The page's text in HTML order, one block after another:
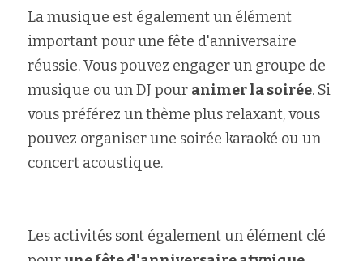
La musique est également un élément
important pour une fête d'anniversaire
réussie. Vous pouvez engager un groupe de
musique ou un DJ pour animer la soirée. Si
vous préférez un thème plus relaxant, vous
pouvez organiser une soirée karaoké ou un
concert acoustique.
Les activités sont également un élément clé